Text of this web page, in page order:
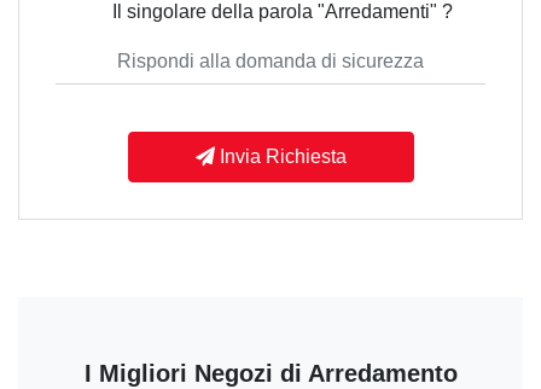
Il singolare della parola "Arredamenti" ?
Invia Richiesta
I Migliori Negozi di Arredamento